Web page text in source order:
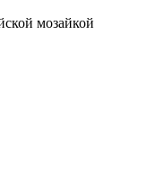
мозайкой